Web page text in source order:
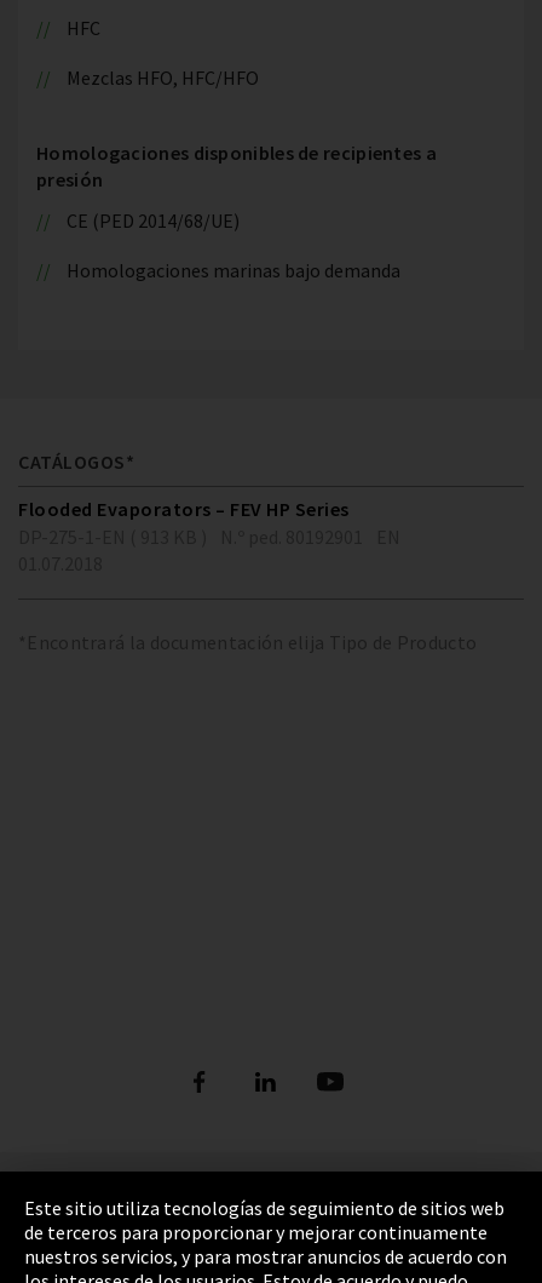
HFC
Mezclas HFO, HFC/HFO
Homologaciones disponibles de recipientes a
presión
CE (PED 2014/68/UE)
Homologaciones marinas bajo demanda
CATÁLOGOS*
Flooded Evaporators – FEV HP Series
*Encontrará la documentación elija Tipo de Producto
Pie de imprenta
Política de privacidad
Este sitio utiliza tecnologías de seguimiento de sitios web
de terceros para proporcionar y mejorar continuamente
nuestros servicios, y para mostrar anuncios de acuerdo con